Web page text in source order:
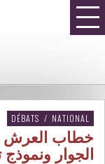
DÉBATS / NATIONAL
الجوار